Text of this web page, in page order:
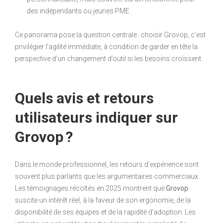
des indépendants ou jeunes PME.
Ce panorama pose la question centrale : choisir Grovop, c’est
privilégier l’agilité immédiate, à condition de garder en tête la
perspective d’un changement d’outil si les besoins croissent.
Quels avis et retours
utilisateurs indiquer sur
Grovop ?
Dans le monde professionnel, les retours d’expérience sont
souvent plus parlants que les argumentaires commerciaux.
Les témoignages récoltés en 2025 montrent queGrovop
suscite un intérêt réel, à la faveur de son ergonomie, de la
disponibilité de ses équipes et de la rapidité d’adoption. Les